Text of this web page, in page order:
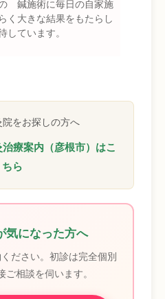
鍼施術に毎日の自家施
く大きな結果をもたらし
しています。
院をお探しの方へ
療案内（彦根市）はこ
ちら
気になった方へ
ださい。初診は完全個別
ご相談を伺います。